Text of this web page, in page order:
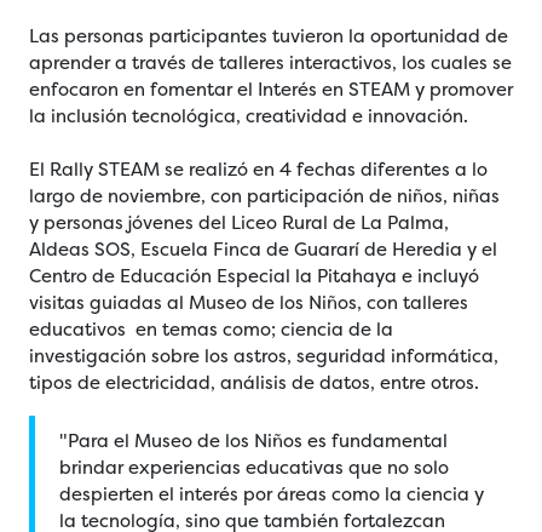
Las personas participantes tuvieron la oportunidad de
aprender a través de talleres interactivos, los cuales se
enfocaron en fomentar el Interés en STEAM y promover
la inclusión tecnológica, creatividad e innovación.
El Rally STEAM se realizó en 4 fechas diferentes a lo
largo de noviembre, con participación de niños, niñas
y personas jóvenes del Liceo Rural de La Palma,
Aldeas SOS, Escuela Finca de Guararí de Heredia y el
Centro de Educación Especial la Pitahaya e incluyó
visitas guiadas al Museo de los Niños, con talleres
educativos en temas como; ciencia de la
investigación sobre los astros, seguridad informática,
tipos de electricidad, análisis de datos, entre otros.
"Para el Museo de los Niños es fundamental
brindar experiencias educativas que no solo
despierten el interés por áreas como la ciencia y
la tecnología, sino que también fortalezcan